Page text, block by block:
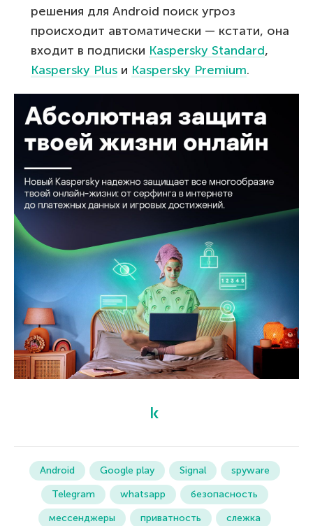
решения для Android поиск угроз
происходит автоматически — кстати, она
входит в подписки Kaspersky Standard,
Kaspersky Plus и Kaspersky Premium.
Android Google play Signal
spyware
Telegram
whatsapp
безопасность
мессенджеры
приватность слежка